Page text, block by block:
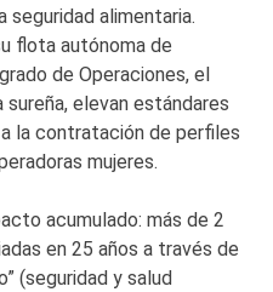
seguridad alimentaria.
flota autónoma de
de Operaciones, el
sureña, elevan estándares
la contratación de perfiles
mujeres.
acumulado: más de 2
en 25 años a través de
(seguridad y salud